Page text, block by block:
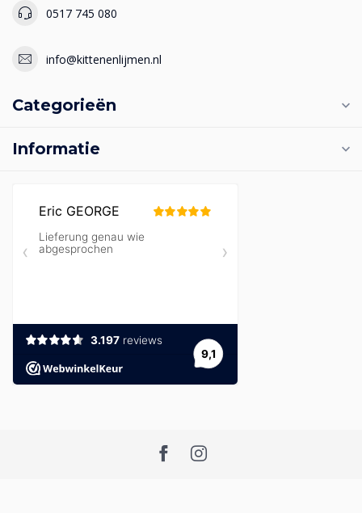
0517 745 080
info@kittenenlijmen.nl
Categorieën
Informatie